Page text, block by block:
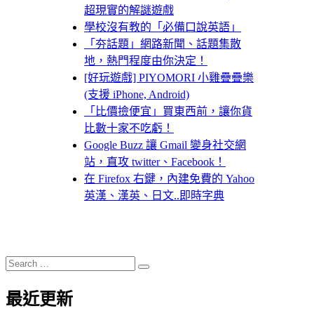
超現實的解謎遊戲
學校沒有教的「必備口說英語」
「夯話題」網路新聞、話題集散
地，熱門程度由你決定！
[好玩遊戲] PIYOMORI 小雞疊疊樂
(支援 iPhone, Android)
「比價撿便宜」買東西前，讓你貨
比數十家不吃虧！
Google Buzz 讓 Gmail 變身社交網
站，直攻 twitter、Facebook！
在 Firefox 右鍵，內建免費的 Yahoo
英漢、漢英、日文..即時字典
Search
for:
Search
最近更新